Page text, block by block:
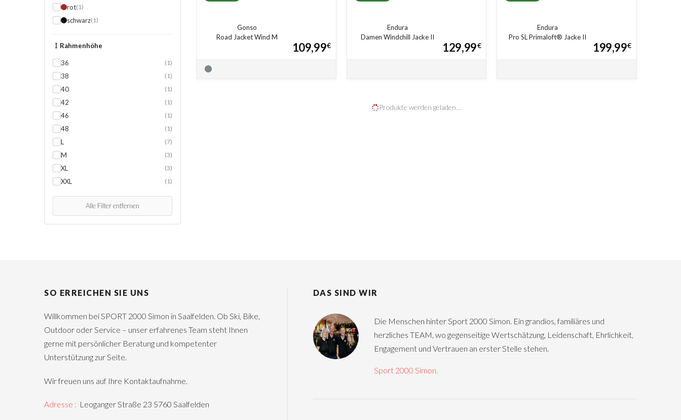
rot(1)
schwarz(1)
Rahmenhöhe
36 (1)
38 (1)
40 (1)
42 (1)
46 (1)
48 (1)
L (7)
M (3)
XL (3)
XXL (1)
Alle Filter entfernen
Gonso
Road Jacket Wind M
109,99€
Endura
Damen Windchill Jacke II
129,99€
Endura
Pro SL Primaloft® Jacke II
199,99€
Produkte werden geladen…
SO ERREICHEN SIE UNS
Willkommen bei SPORT 2000 Simon in Saalfelden. Ob Ski, Bike,
Outdoor oder Service – unser erfahrenes Team steht Ihnen
gerne mit persönlicher Beratung und kompetenter
Unterstützung zur Seite.
Wir freuen uns auf Ihre Kontaktaufnahme.
Adresse : Leoganger Straße 23 5760 Saalfelden
DAS SIND WIR
Die Menschen hinter Sport 2000 Simon. Ein grandios, familiäres und
herzliches TEAM, wo gegenseitige Wertschätzung, Leidenschaft, Ehrlichkeit,
Engagement und Vertrauen an erster Stelle stehen.
Sport 2000 Simon.